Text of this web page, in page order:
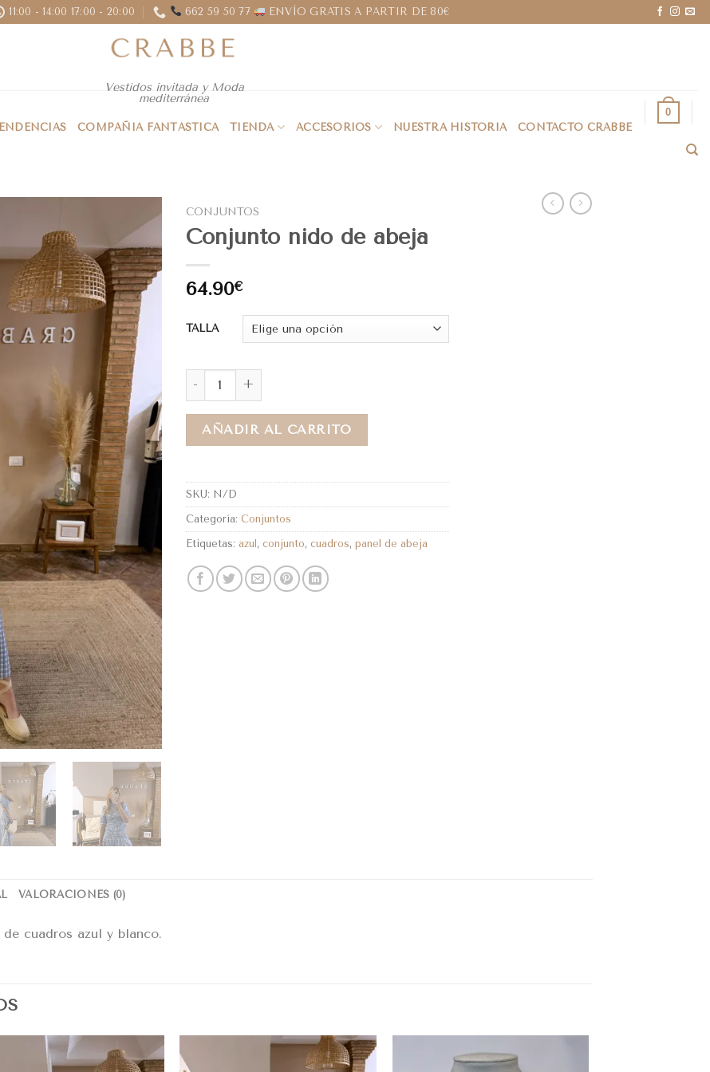
11:00 - 14:00 17:00 - 20:00 662 59 50 77 ENVÍO GRATIS A PARTIR DE 80€
Vestidos invitada y Moda
mediterránea
COMPAÑIA FANTÁSTICA TIENDA ACCESORIOS NUESTRA HISTORIA CONTACTO CRABBE
0
CONJUNTOS
Conjunto nido de abeja
64.90€
TALLA
AÑADIR AL CARRITO
SKU: N/D
Categoría: Conjuntos
Etiquetas: azul, conjunto, cuadros, panel de abeja
VALORACIONES (0)
cuadros azul y blanco.